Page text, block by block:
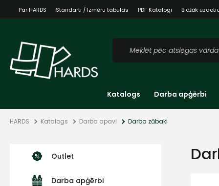
Par HARDS Standarti / Izmēru tabulas PDF Katalogi Biežāk
Katalogs Darba apģērbi
HARDS Katalogs Darba apavi Darba zābaki
Outlet
Darba apģērbi